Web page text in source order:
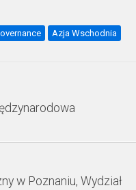
Azja Wschodnia
w Poznaniu, Wydział